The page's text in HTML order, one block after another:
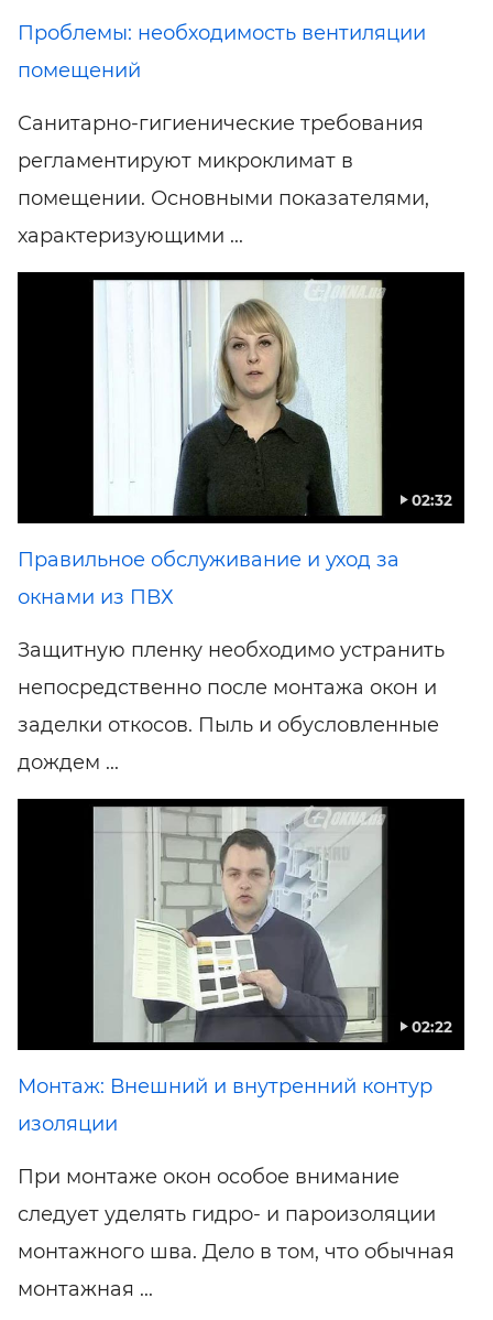
Проблемы: необходимость вентиляции
помещений
Санитарно-гигиенические требования
регламентируют микроклимат в
помещении. Основными показателями,
характеризующими ...
02:32
Правильное обслуживание и уход за
окнами из ПВХ
Защитную пленку необходимо устранить
непосредственно после монтажа окон и
заделки откосов. Пыль и обусловленные
дождем ...
02:22
Монтаж: Внешний и внутренний контур
изоляции
При монтаже окон особое внимание
следует уделять гидро- и пароизоляции
монтажного шва. Дело в том, что обычная
монтажная ...